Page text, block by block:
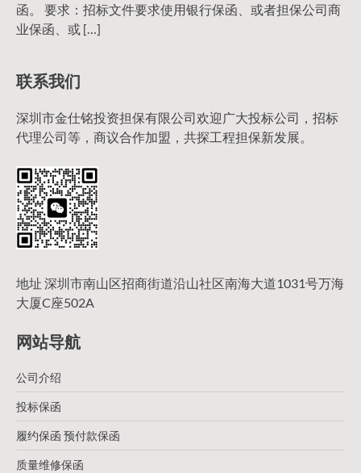
函。 要求：招标文件要求使用银行保函、或者担保公司商
业保函、或 […]
联系我们
深圳市金仕铭投资担保有限公司欢迎广大投标公司，招标
代理公司等，商议合作加盟，共探工程担保新发展。
地址 深圳市南山区招商街道沿山社区南海大道1031号万海
大厦C座502A
网站导航
公司介绍
投标保函
履约保函 预付款保函
质量维修保函